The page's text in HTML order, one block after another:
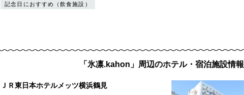
記念日におすすめ（飲食施設）
「氷凛.kahon」周辺のホテル・宿泊施設情報
ＪＲ東日本ホテルメッツ横浜鶴見